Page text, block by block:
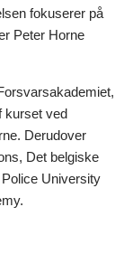
fokuserer på
Peter Horne
kurset ved
Derudover
Det belgiske
University